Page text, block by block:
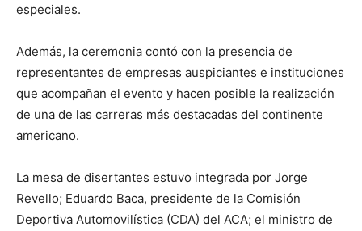
especiales.
Además, la ceremonia contó con la presencia de
representantes de empresas auspiciantes e instituciones
que acompañan el evento y hacen posible la realización
de una de las carreras más destacadas del continente
americano.
La mesa de disertantes estuvo integrada por Jorge
Revello; Eduardo Baca, presidente de la Comisión
Deportiva Automovilística (CDA) del ACA; el ministro de